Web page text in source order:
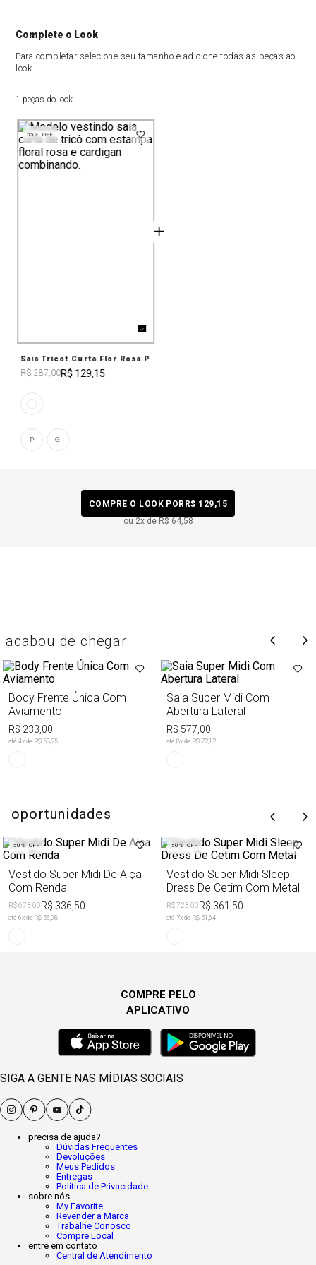
Complete o Look
Para completar selecione seu tamanho e adicione todas as peças ao
look
1 peças do look
55% OFF
Saia Tricot Curta Flor Rosa P
R$ 287,00R$ 129,15
G
P
ou 2x de R$ 64,58
COMPRE O LOOK POR R$ 129,15
acabou de chegar
Body Frente Única Com
Aviamento
R$ 233,00
até 4x de R$ 58,25
Saia Super Midi Com
Abertura Lateral
R$ 577,00
até 8x de R$ 72,12
oportunidades
50% OFF
Vestido Super Midi De Alça
Com Renda
R$ 673,00R$ 336,50
até 6x de R$ 56,08
50% OFF
Vestido Super Midi Sleep
Dress De Cetim Com Metal
R$ 723,00R$ 361,50
até 7x de R$ 51,64
precisa de ajuda?
Dúvidas Frequentes
Devoluções
Meus Pedidos
Entregas
Política de Privacidade
sobre nós
My Favorite
Revender a Marca
Trabalhe Conosco
Compre Local
entre em contato
Central de Atendimento
COMPRE PELO
APLICATIVO
SIGA A GENTE NAS MÍDIAS SOCIAIS